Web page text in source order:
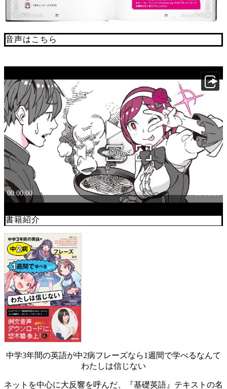
音声はこちら
書籍紹介
中学3年間の英語が中2病フレーズなら1週間で学べるなんて
わたしは信じない
ネットを中心に大反響を呼んだ、『基礎英語』テキストの名